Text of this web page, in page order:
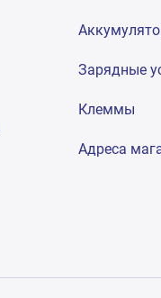
Зарядные
Клеммы
Адреса